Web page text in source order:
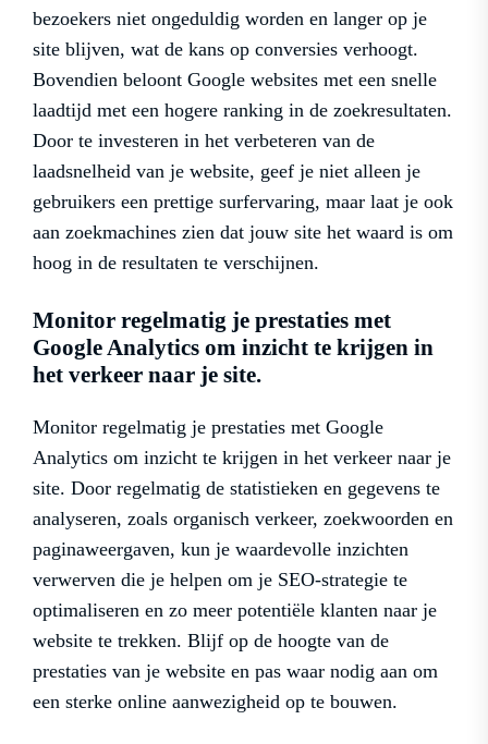
bezoekers niet ongeduldig worden en langer op je
site blijven, wat de kans op conversies verhoogt.
Bovendien beloont Google websites met een snelle
laadtijd met een hogere ranking in de zoekresultaten.
Door te investeren in het verbeteren van de
laadsnelheid van je website, geef je niet alleen je
gebruikers een prettige surfervaring, maar laat je ook
aan zoekmachines zien dat jouw site het waard is om
hoog in de resultaten te verschijnen.
Monitor regelmatig je prestaties met
Google Analytics om inzicht te krijgen in
het verkeer naar je site.
Monitor regelmatig je prestaties met Google
Analytics om inzicht te krijgen in het verkeer naar je
site. Door regelmatig de statistieken en gegevens te
analyseren, zoals organisch verkeer, zoekwoorden en
paginaweergaven, kun je waardevolle inzichten
verwerven die je helpen om je SEO-strategie te
optimaliseren en zo meer potentiële klanten naar je
website te trekken. Blijf op de hoogte van de
prestaties van je website en pas waar nodig aan om
een sterke online aanwezigheid op te bouwen.